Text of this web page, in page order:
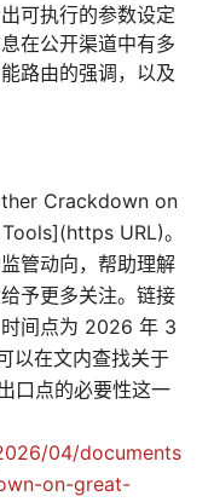
可执行的参数设定
在公开渠道中有多
路由的强调，以及
Crackdown on
URL)。
管动向，帮助理解
予更多关注。链接
间点为 2026 年 3
以在文内查找关于
口点的必要性这一
04/documents
on-great-